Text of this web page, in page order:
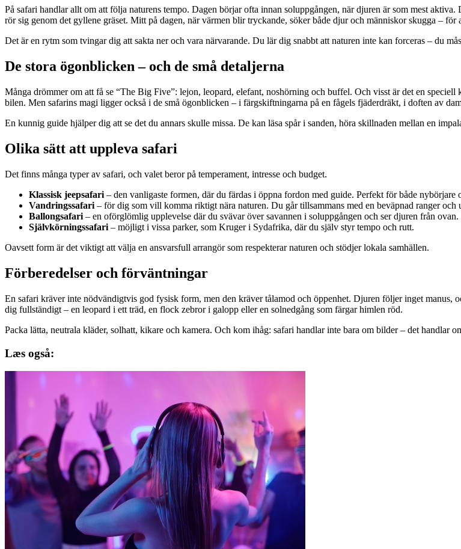
På safari handlar allt om att följa naturens tempo. Dagen börjar ofta innan soluppgången, när djuren är som mest
rör sig genom det gyllene gräset. Mitt på dagen, när värmen blir tryckande, söker både djur och människor skugga – för
Det är en rytm som tvingar dig att sakta ner och vara närvarande. Du lär dig snabbt att naturen inte kan forceras – du
De stora ögonblicken – och de små detaljerna
Många drömmer om att få se “The Big Five”: lejon, leopard, elefant, noshörning och buffel. Och visst är det en
bilen. Men safarins magi ligger också i de små ögonblicken – i färgskiftningarna på en fågels fjäderdräkt, i doften av
En kunnig guide hjälper dig att se det du annars skulle missa. De kan läsa spår i sanden, höra skillnaden mellan en
Olika sätt att uppleva safari
Det finns många typer av safari, och valet beror på temperament, intresse och budget.
Klassisk jeepsafari – den vanligaste formen, där du färdas i öppna fordon med guide. Perfekt för både nybörjare
Vandringssafari – för dig som vill komma riktigt nära naturen. Du går tillsammans med en beväpnad ranger
Ballongsafari – en oförglömlig upplevelse där du svävar över savannen i soluppgången och ser djuren från ovan.
Självkörningssafari – möjligt i vissa parker, som Kruger i Sydafrika, där du själv styr tempo och rutt.
Oavsett form är det viktigt att välja en ansvarsfull arrangör som respekterar naturen och stödjer lokala samhällen.
Förberedelser och förväntningar
En safari kräver inte nödvändigtvis god fysisk form, men den kräver tålamod och öppenhet. Djuren följer inget manus,
dig fullständigt – en leopard i ett träd, en flock zebror i galopp eller en solnedgång som färgar himlen röd.
Packa lätta, neutrala kläder, solhatt, kikare och kamera. Och kom ihåg: safari handlar inte bara om bilder – det handlar
Læs også: